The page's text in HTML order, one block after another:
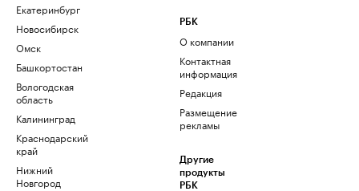
Екатеринбург
Новосибирск
Омск
Башкортостан
Вологодская
область
Калининград
Краснодарский
край
Нижний
Новгород
РБК
О компании
Контактная
информация
Редакция
Размещение
рекламы
Другие
продукты
РБК